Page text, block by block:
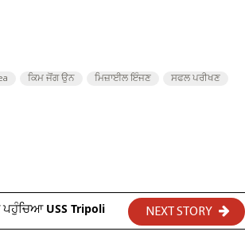
ਕਿਮ ਜੋਂਗ ਉਨ ਮਿਜ਼ਾਈਲ ਇੰਜਣ ਸਫਲ ਪਰੀਖਣ
USS Tripoli NEXT STORY